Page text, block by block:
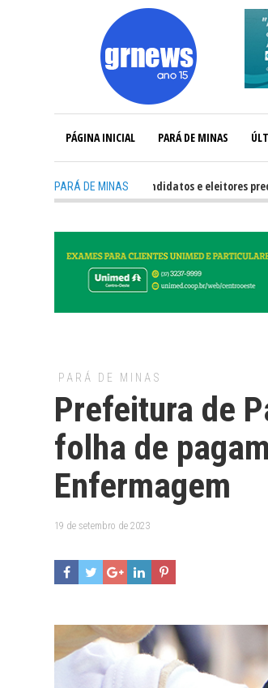
PÁGINA INICIAL PARÁ DE MINAS
PARÁ DE MINAS
GRNEWS TV: O que candidatos e eleitores
PARÁ DE MINAS
Prefeitura de
folha de
Enfermagem
19 de setembro de 2023